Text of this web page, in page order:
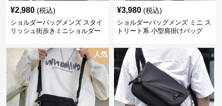
¥2,980 (税込)
ショルダーバッグメンズ スタイ
リッシュ街歩きミニショルダー
¥3,980 (税込)
ショルダーバッグメンズ ミニ ス
トリート系 小型肩掛けバッグ
人気